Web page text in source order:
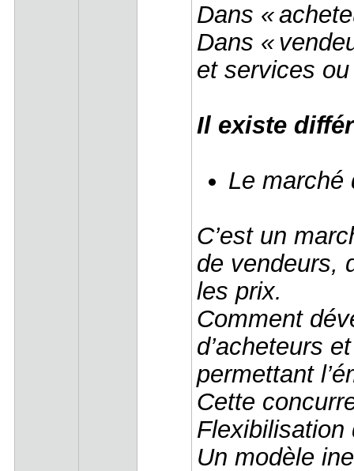
Dans «
Dans «
et services
Il existe
Le
C’est un
de vendeurs,
les prix.
Comment
d’acheteurs
permettant
Cette
Un modèle